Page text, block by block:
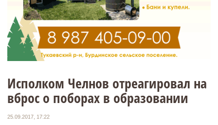
Исполком Челнов отреагировал на
вброс о поборах в образовании
25.09.2017, 17:22